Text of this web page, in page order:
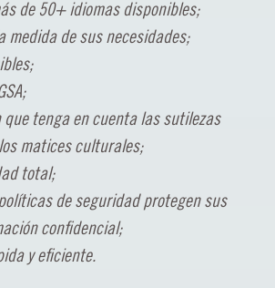
de 50+ idiomas disponibles;
medida de sus necesidades;
tenga en cuenta las sutilezas
matices culturales;
total;
de seguridad protegen sus
confidencial;
y eficiente.